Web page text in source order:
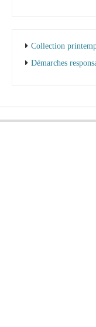
Collection
Démarches